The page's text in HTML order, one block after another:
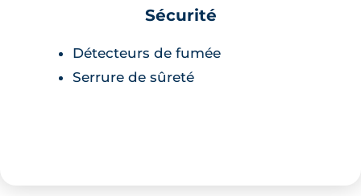
Sécurité
Détecteurs de fumée
Serrure de sûreté